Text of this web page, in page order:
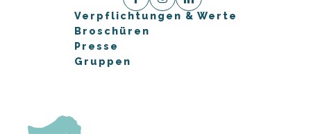
Verpflichtungen & Werte
Broschüren
Presse
Gruppen